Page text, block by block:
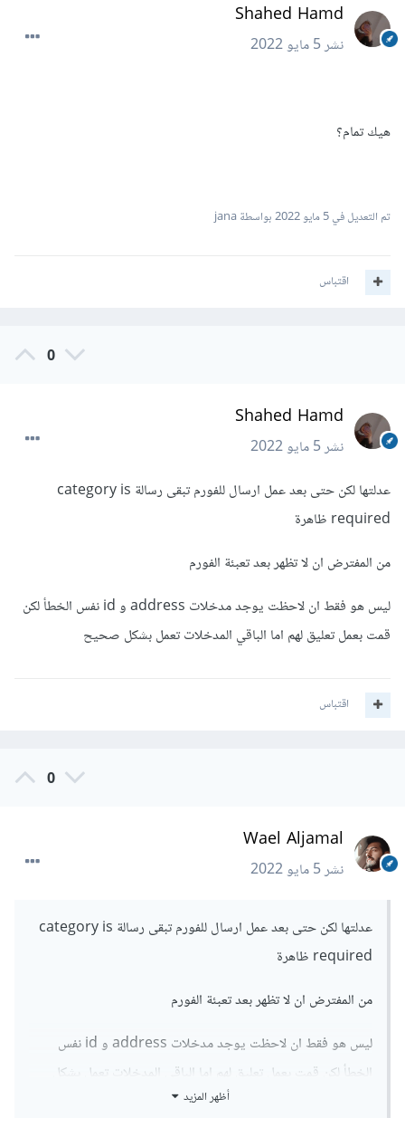
Shahed Hamd
نشر5 مايو 2022
هيك تمام؟
تم التعديل في5 مايو 2022 بواسطة jana
اقتباس
0
Shahed Hamd
نشر5 مايو 2022
عدلتها لكن حتى بعد عمل ارسال للفورم تبقى رسالة category is
required ظاهرة
من المفترض ان لا تظهر بعد تعبئة الفورم
ليس هو فقط ان لاحظت يوجد مدخلات address و id نفس الخطأ لكن
قمت بعمل تعليق لهم اما الباقي المدخلات تعمل بشكل صحيح
اقتباس
0
Wael Aljamal
نشر5 مايو 2022
عدلتها لكن حتى بعد عمل ارسال للفورم تبقى رسالة category is
required ظاهرة
من المفترض ان لا تظهر بعد تعبئة الفورم
ليس هو فقط ان لاحظت يوجد مدخلات address و id نفس
الخطأ لكن قمت بعمل تعليق لهم اما الباقي المدخلات تعمل بشكل
أظهر المزيد